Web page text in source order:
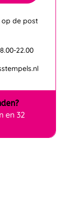
op de post
22.00
en 31